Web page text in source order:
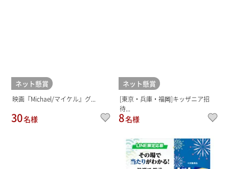
ネット懸賞
映画『Michael/マイケル』グ...
30名様
ネット懸賞
[東京・兵庫・福岡]キッザニア招
待...
8名様